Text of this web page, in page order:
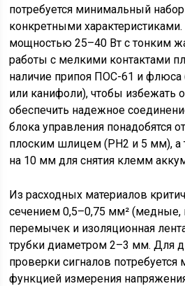
потребуется минимальный
конкретными
мощностью 25–40 Вт с тонким
работы с мелкими контактами
наличие припоя ПОС-61 и
или канифоли), чтобы избежать
обеспечить надежное
блока управления понадобятся
плоским шлицем (PH2 и 5 мм), а
на 10 мм для снятия клемм
Из расходных материалов
сечением 0,5–0,75 мм²
перемычек и изоляционная
трубки диаметром 2–3 мм. Для
проверки сигналов потребуется
функцией измерения